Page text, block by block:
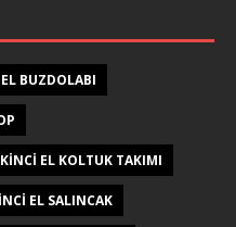
BUZDOLABI
EL KOLTUK TAKIMI
EL SALINCAK